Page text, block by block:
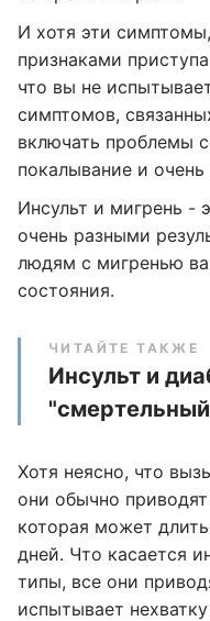
И хотя эти
признаками
что вы не
симптомов,
включать проблемы
покалывание и
Инсульт и мигрень -
очень разными
людям с мигренью
состояния.
ЧИТАЙТЕ ТАКЖЕ
Инсульт и
Хотя неясно, что
они обычно
которая может
дней. Что касается
типы, все они
испытывает